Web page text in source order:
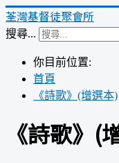
荃灣基督徒聚會所
搜尋...
你目前位置:
首頁
《詩歌》(增選本)
《詩歌》(